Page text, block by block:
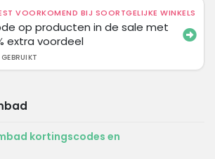
VOORKOMEND BIJ SOORTGELIJKE WINKELS
op producten in de sale met
extra voordeel
kortingscodes en